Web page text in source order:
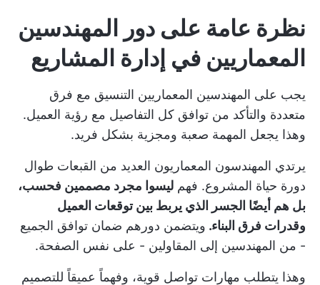
نظرة عامة على دور المهندسين
المعماريين في إدارة المشاريع
يجب على المهندسين المعماريين التنسيق مع فرق
متعددة والتأكد من توافق كل التفاصيل مع رؤية العميل.
وهذا يجعل المهمة صعبة ومجزية بشكل فريد.
يرتدي المهندسون المعماريون العديد من القبعات طوال
دورة حياة المشروع. فهم ليسوا مجرد مصممين فحسب،
بل هم أيضًا الجسر الذي يربط بين توقعات العميل
وقدرات فرق البناء. ويتضمن دورهم ضمان توافق الجميع
- من المهندسين إلى المقاولين - على نفس الصفحة.
وهذا يتطلب مهارات تواصل قوية، وفهماً عميقاً للتصميم